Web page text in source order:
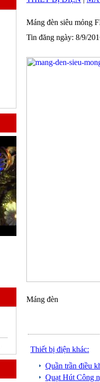
Máng đèn siêu mỏng
Tin đăng ngày: 8/9/
Máng đèn
Thiết bị điện khác:
Quần trần điều
Quạt Hút Công